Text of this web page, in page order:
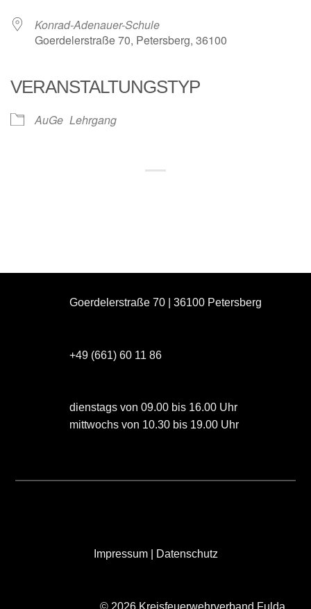
Konrad-Adenauer-Schule
Goerdelerstraße 70, Petersberg, 36100
VERANSTALTUNGSTYP
AuGe Lehrgang
Goerdelerstraße 70 | 36100 Petersberg
+49 (661) 60 11 86
dienstags von 09.00 bis 16.00 Uhr
mittwochs von 10.30 bis 19.00 Uhr
Impressum| Datenschutz
© 2026 Kreisfeuerwehrverband Fulda